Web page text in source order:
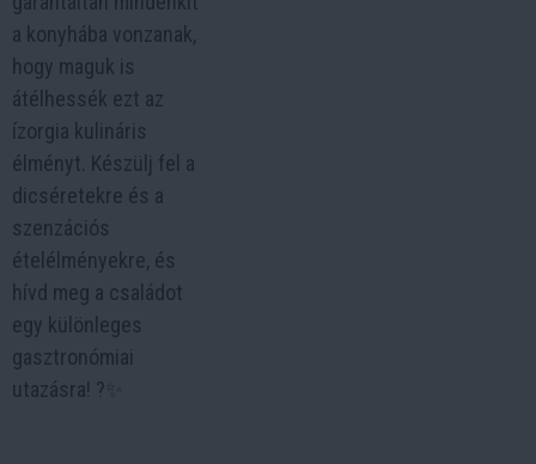
a konyhába vonzanak,
hogy maguk is
átélhessék ezt az
ízorgia kulináris
élményt. Készülj fel a
dicséretekre és a
szenzációs
ételélményekre, és
hívd meg a családot
egy különleges
gasztronómiai
utazásra! ?️✨